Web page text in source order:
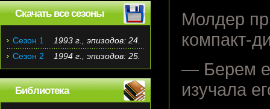
Молдер
компакт-
— Берем
изучала
Скачать все сезоны
Сезон 1
1993 г., эпизодов: 24.
Сезон 2
1994 г., эпизодов: 25.
Библиотека